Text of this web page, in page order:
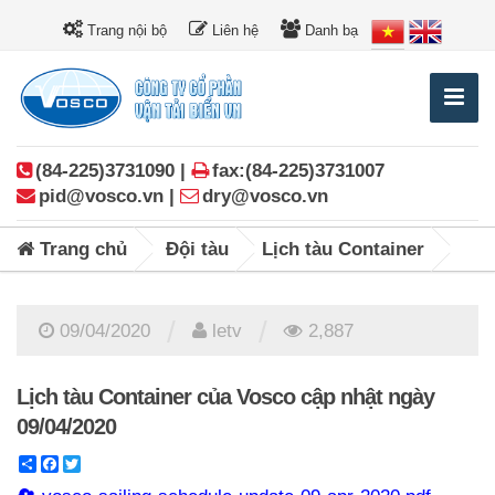
Trang nội bộ Liên hệ Danh bạ
(84-225)3731090 |
fax:(84-225)3731007
pid@vosco.vn |
dry@vosco.vn
Trang chủ Đội tàu Lịch tàu Container
09/04/2020 letv 2,887
Lịch tàu Container của Vosco cập nhật ngày
09/04/2020
ShareFacebook